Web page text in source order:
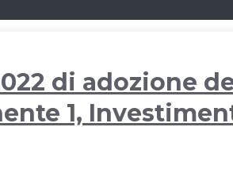
di adozione
1,